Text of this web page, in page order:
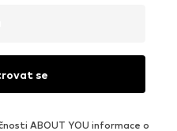
se
ABOUT YOU informace o